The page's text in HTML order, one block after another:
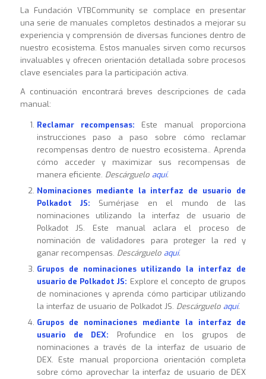
La Fundación VTBCommunity se complace en presentar
una serie de manuales completos destinados a mejorar su
experiencia y comprensión de diversas funciones dentro de
nuestro ecosistema. Estos manuales sirven como recursos
invaluables y ofrecen orientación detallada sobre procesos
clave esenciales para la participación activa.
A continuación encontrará breves descripciones de cada
manual:
Reclamar recompensas: Este manual proporciona
instrucciones paso a paso sobre cómo reclamar
recompensas dentro de nuestro ecosistema.. Aprenda
cómo acceder y maximizar sus recompensas de
manera eficiente. Descárguelo aquí.
Nominaciones mediante la interfaz de usuario de
Polkadot JS: Sumérjase en el mundo de las
nominaciones utilizando la interfaz de usuario de
Polkadot JS. Este manual aclara el proceso de
nominación de validadores para proteger la red y
ganar recompensas. Descárguelo aquí.
Grupos de nominaciones utilizando la interfaz de
usuario de Polkadot JS: Explore el concepto de grupos
de nominaciones y aprenda cómo participar utilizando
la interfaz de usuario de Polkadot JS. Descárguelo aquí.
Grupos de nominaciones mediante la interfaz de
usuario de DEX: Profundice en los grupos de
nominaciones a través de la interfaz de usuario de
DEX. Este manual proporciona orientación completa
sobre cómo aprovechar la interfaz de usuario de DEX